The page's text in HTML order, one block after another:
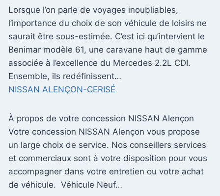
Lorsque l’on parle de voyages inoubliables,
l’importance du choix de son véhicule de loisirs ne
saurait être sous-estimée. C’est ici qu’intervient le
Benimar modèle 61, une caravane haut de gamme
associée à l’excellence du Mercedes 2.2L CDI.
Ensemble, ils redéfinissent…
NISSAN ALENÇON-CERISÉ
À propos de votre concession NISSAN Alençon
Votre concession NISSAN Alençon vous propose
un large choix de service. Nos conseillers services
et commerciaux sont à votre disposition pour vous
accompagner dans votre entretien ou votre achat
de véhicule. Véhicule Neuf…